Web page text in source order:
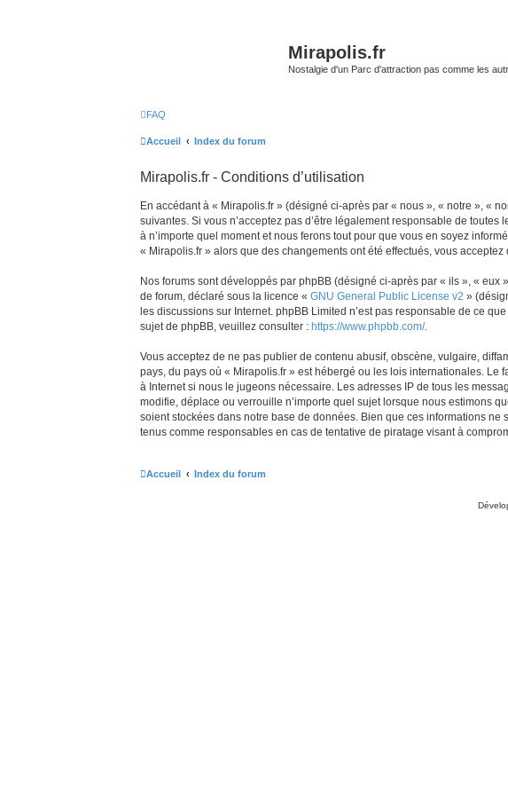
Mirapolis.fr
Nostalgie d'un Parc d'attraction pas comme les
FAQ
Accueil Index du forum
Mirapolis.fr - Conditions d’utilisation
En accédant à « Mirapolis.fr » (désigné ci-après par « nous », « notre », «
suivantes. Si vous n’acceptez pas d’être légalement responsable de
à n’importe quel moment et nous ferons tout pour que vous en soyez
« Mirapolis.fr » alors que des changements ont été effectués, vous
Nos forums sont développés par phpBB (désigné ci-après par « ils », «
de forum, déclaré sous la licence « GNU General Public License v2 »
les discussions sur Internet. phpBB Limited n’est pas responsable de ce
sujet de phpBB, veuillez consulter : https://www.phpbb.com/.
Vous acceptez de ne pas publier de contenu abusif, obscène, vulgaire,
pays, du pays où « Mirapolis.fr » est hébergé ou les lois internationales. Le
à Internet si nous le jugeons nécessaire. Les adresses IP de tous les
modifie, déplace ou verrouille n’importe quel sujet lorsque nous estimons
soient stockées dans notre base de données. Bien que ces informations
tenus comme responsables en cas de tentative de piratage visant à
Accueil Index du forum